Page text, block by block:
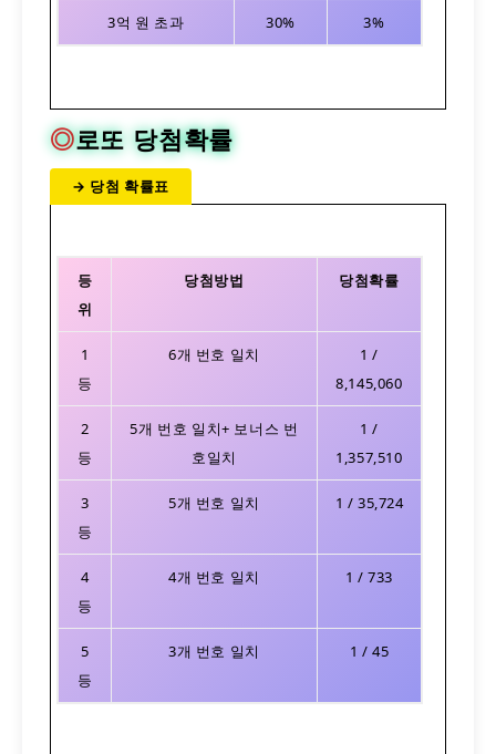
3억 원 초과 30% 3%
◎로또 당첨확률
→ 당첨 확률표
등
위
당첨방법 당첨확률
1
등
6개 번호 일치
1 /
8,145,060
2
등
5개 번호 일치+ 보너스 번
호일치
1 /
1,357,510
3
등
5개 번호 일치 1 / 35,724
4
등
4개 번호 일치 1 / 733
5
등
3개 번호 일치 1 / 45